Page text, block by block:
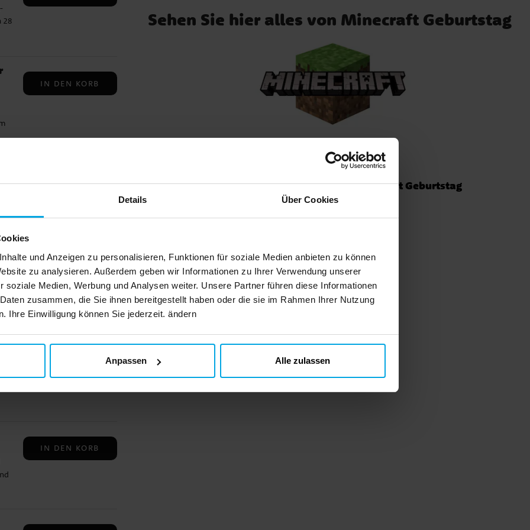
Details Über Cookies
und Anzeigen zu personalisieren, Funktionen für soziale Medien anbieten zu können
zu analysieren. Außerdem geben wir Informationen zu Ihrer Verwendung unserer
soziale Medien, Werbung und Analysen weiter. Unsere Partner führen diese Informationen
zusammen, die Sie ihnen bereitgestellt haben oder die sie im Rahmen Ihrer Nutzung
Ihre Einwilligung können Sie jederzeit. ändern
Anpassen Alle zulassen
28
IN DEN KORB
IN DEN KORB
IN DEN KORB
IN DEN KORB
Sehen Sie hier alles von Minecraft Geburtstag
Kindergeburtstag Partysets Minecraft Geburtstag